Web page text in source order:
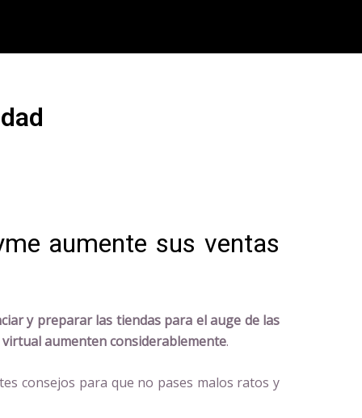
aumente sus ventas
y preparar las tiendas para el auge de las
aumenten considerablemente.
consejos para que no pases malos ratos y